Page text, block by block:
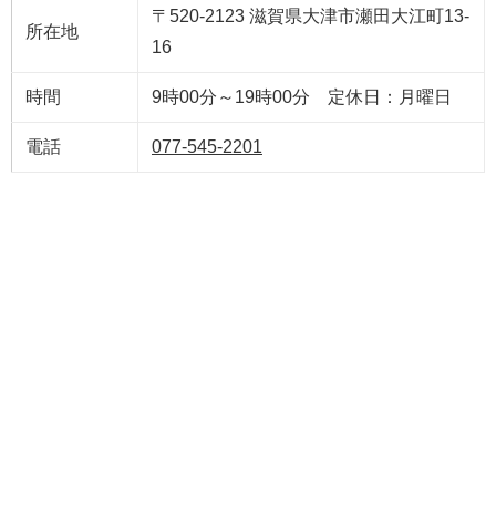
所在地
〒520-2123 滋賀県大津市瀬田大江町13-
16
時間 9時00分～19時00分 定休日：月曜日
電話 077-545-2201